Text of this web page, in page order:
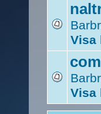
Visa
Visa